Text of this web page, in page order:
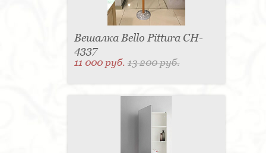
Вешалка Bello Pittura CH-
4337
11 000 руб.13 200 руб.